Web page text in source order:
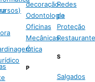
decoração
Odontologia
Oficinas
Mecânicas
Ótica
P
Redes
de
Proteção
S
Salgados